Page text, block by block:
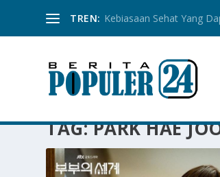
TREN: Kebiasaan Sehat Yang
TAG:PARK HAE